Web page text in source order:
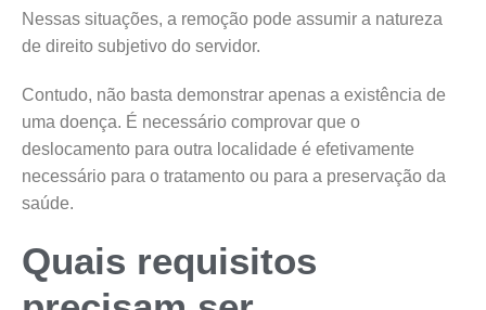
Nessas situações, a remoção pode assumir a natureza
de direito subjetivo do servidor.
Contudo, não basta demonstrar apenas a existência de
uma doença. É necessário comprovar que o
deslocamento para outra localidade é efetivamente
necessário para o tratamento ou para a preservação da
saúde.
Quais requisitos